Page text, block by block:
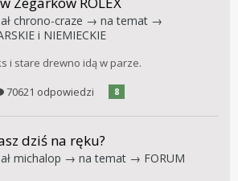
chrono-craze → na temat →
i NIEMIECKIE
i stare drewno idą w parze.
70621 odpowiedzi 8
dziś na ręku?
michalop → na temat → FORUM